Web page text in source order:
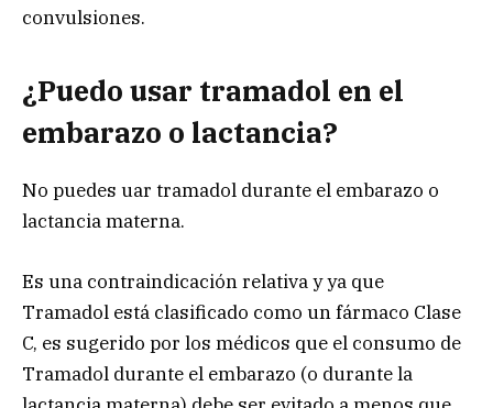
convulsiones.
¿Puedo usar tramadol en el
embarazo o lactancia?
No puedes uar tramadol durante el embarazo o
lactancia materna.
Es una contraindicación relativa y ya que
Tramadol está clasificado como un fármaco Clase
C, es sugerido por los médicos que el consumo de
Tramadol durante el embarazo (o durante la